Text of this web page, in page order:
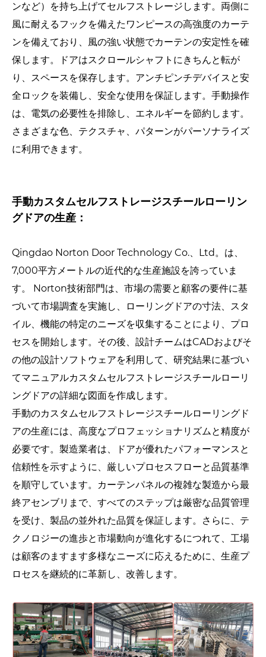
ンなど）を持ち上げてセルフストレージします。両側に
風に耐えるフックを備えたワンピースの高強度のカーテ
ンを備えており、風の強い状態でカーテンの安定性を確
保します。ドアはスクロールシャフトにきちんと転が
り、スペースを保存します。アンチピンチデバイスと安
全ロックを装備し、安全な使用を保証します。手動操作
は、電気の必要性を排除し、エネルギーを節約します。
さまざまな色、テクスチャ、パターンがパーソナライズ
に利用できます。
手動カスタムセルフストレージスチールローリン
グドアの生産：
Qingdao Norton Door Technology Co.、Ltd。は、
7,000平方メートルの近代的な生産施設を誇っていま
す。 Norton技術部門は、市場の需要と顧客の要件に基
づいて市場調査を実施し、ローリングドアの寸法、スタ
イル、機能の特定のニーズを収集することにより、プロ
セスを開始します。その後、設計チームはCADおよびそ
の他の設計ソフトウェアを利用して、研究結果に基づい
てマニュアルカスタムセルフストレージスチールローリ
ングドアの詳細な図面を作成します。
手動のカスタムセルフストレージスチールローリングド
アの生産には、高度なプロフェッショナリズムと精度が
必要です。製造業者は、ドアが優れたパフォーマンスと
信頼性を示すように、厳しいプロセスフローと品質基準
を順守しています。カーテンパネルの複雑な製造から最
終アセンブリまで、すべてのステップは厳密な品質管理
を受け、製品の並外れた品質を保証します。さらに、テ
クノロジーの進歩と市場動向が進化するにつれて、工場
は顧客のますます多様なニーズに応えるために、生産プ
ロセスを継続的に革新し、改善します。